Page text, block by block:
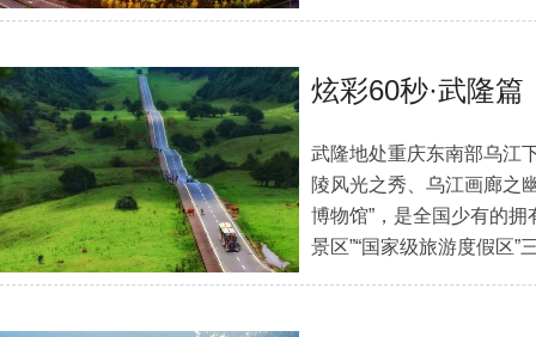
炫彩60秒·武隆篇
武隆地处重庆东南部乌江
陵风光之秀、乌江画廊之
博物馆”，是全国少有的拥
景区”“国家级旅游度假区